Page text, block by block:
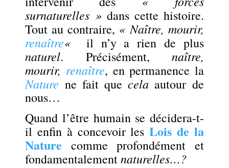
surnaturelles » dans cette histoire.
Tout au contraire, « Naître, mourir,
renaître«
il n’y a rien de plus
naturel. Précisément, naître,
mourir, renaître, en permanence la
Nature ne fait quecela autour de
nous…
Quand l’être humain se décidera-t-
il enfin à concevoir lesLois de la
Nature comme profondément et
fondamentalementnaturelles…?